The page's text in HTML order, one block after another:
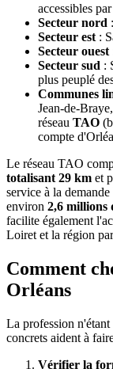
accessibles
Secteur nord
Secteur est :
Secteur ouest
Secteur sud :
plus peuplé
Communes
Jean-de-
réseau TAO
compte
Le réseau TAO
totalisant 29 km et
service à la demande
environ 2,6 millions
facilite également
Loiret et la région
Comment
Orléans
La profession
concrets aident à
Vérifier la